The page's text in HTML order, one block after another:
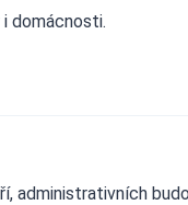
domácnosti.
administrativních